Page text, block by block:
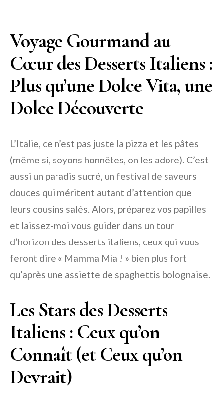
Voyage Gourmand au
Cœur des Desserts Italiens :
Plus qu’une Dolce Vita, une
Dolce Découverte
L’Italie, ce n’est pas juste la pizza et les pâtes
(même si, soyons honnêtes, on les adore). C’est
aussi un paradis sucré, un festival de saveurs
douces qui méritent autant d’attention que
leurs cousins salés. Alors, préparez vos papilles
et laissez-moi vous guider dans un tour
d’horizon des desserts italiens, ceux qui vous
feront dire « Mamma Mia ! » bien plus fort
qu’après une assiette de spaghettis bolognaise.
Les Stars des Desserts
Italiens : Ceux qu’on
Connaît (et Ceux qu’on
Devrait)